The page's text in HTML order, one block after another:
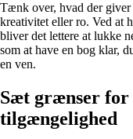
Tænk over, hvad der
kreativitet eller ro. Ved at
bliver det lettere at lukke
som at have en bog klar,
en ven.
Sæt grænser for
tilgængelighed